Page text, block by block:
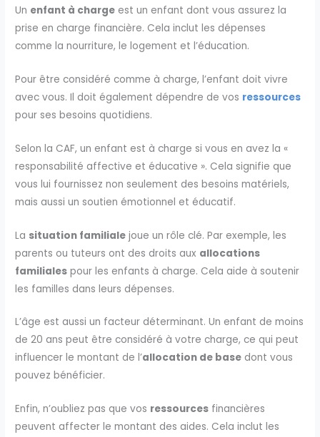
Un enfant à charge est un enfant dont vous assurez la
prise en charge financière. Cela inclut les dépenses
comme la nourriture, le logement et l’éducation.
Pour être considéré comme à charge, l’enfant doit vivre
avec vous. Il doit également dépendre de vos ressources
pour ses besoins quotidiens.
Selon la CAF, un enfant est à charge si vous en avez la «
responsabilité affective et éducative ». Cela signifie que
vous lui fournissez non seulement des besoins matériels,
mais aussi un soutien émotionnel et éducatif.
La situation familiale joue un rôle clé. Par exemple, les
parents ou tuteurs ont des droits aux allocations
familiales pour les enfants à charge. Cela aide à soutenir
les familles dans leurs dépenses.
L’âge est aussi un facteur déterminant. Un enfant de moins
de 20 ans peut être considéré à votre charge, ce qui peut
influencer le montant de l’allocation de base dont vous
pouvez bénéficier.
Enfin, n’oubliez pas que vos ressources financières
peuvent affecter le montant des aides. Cela inclut les